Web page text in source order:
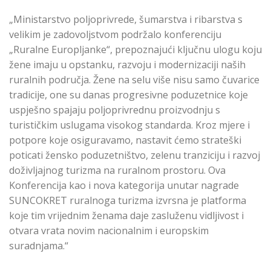
„Ministarstvo poljoprivrede, šumarstva i ribarstva s
velikim je zadovoljstvom podržalo konferenciju
„Ruralne Europljanke“, prepoznajući ključnu ulogu koju
žene imaju u opstanku, razvoju i modernizaciji naših
ruralnih područja. Žene na selu više nisu samo čuvarice
tradicije, one su danas progresivne poduzetnice koje
uspješno spajaju poljoprivrednu proizvodnju s
turističkim uslugama visokog standarda. Kroz mjere i
potpore koje osiguravamo, nastavit ćemo strateški
poticati žensko poduzetništvo, zelenu tranziciju i razvoj
doživljajnog turizma na ruralnom prostoru. Ova
Konferencija kao i nova kategorija unutar nagrade
SUNCOKRET ruralnoga turizma izvrsna je platforma
koje tim vrijednim ženama daje zasluženu vidljivost i
otvara vrata novim nacionalnim i europskim
suradnjama.“